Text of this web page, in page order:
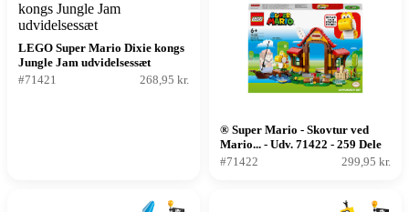
LEGO Super Mario Dixie kongs
Jungle Jam udvidelsessæt
#71421
268,95 kr.
® Super Mario - Skovtur ved
Mario... - Udv. 71422 - 259 Dele
#71422
299,95 kr.